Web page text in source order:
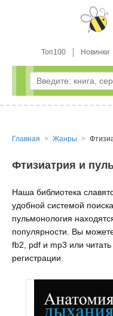
Топ100 Новинки
Главная Жанры
Фтизиатрия и
Наша библиотека
удобной системой
пульмонология
популярности. Вы
fb2, pdf и mp3 или
регистрации.